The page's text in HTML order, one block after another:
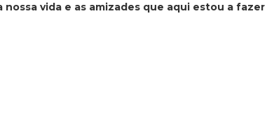
vida e as amizades que aqui estou a fazer